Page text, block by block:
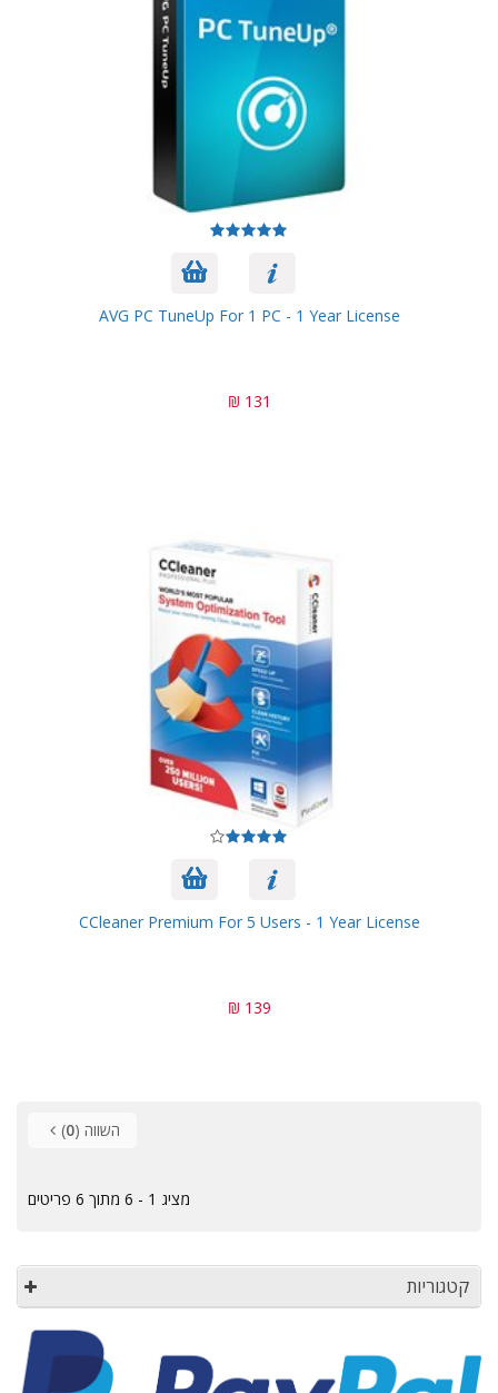
AVG PC TuneUp For 1 PC - 1 Year License
131 ₪
CCleaner Premium For 5 Users - 1 Year License
139 ₪
השווה (0
)
מציג 1 - 6 מתוך 6 פריטים
קטגוריות